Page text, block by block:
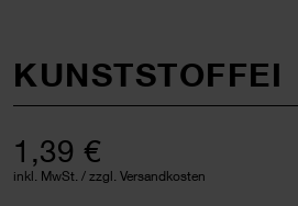
KUNSTSTOFFEI
1,39 €
inkl. MwSt. / zzgl. Versandkosten